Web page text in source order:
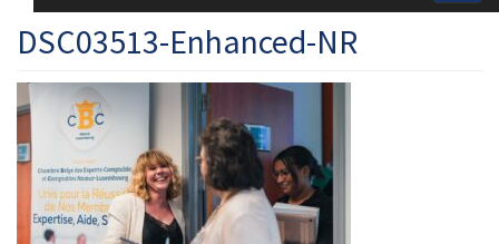
DSC03513-Enhanced-NR